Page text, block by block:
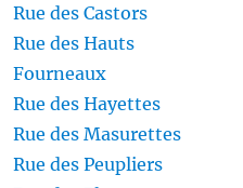
Rue des Castors
Rue des Hauts
Fourneaux
Rue des Hayettes
Rue des Masurettes
Rue des Peupliers